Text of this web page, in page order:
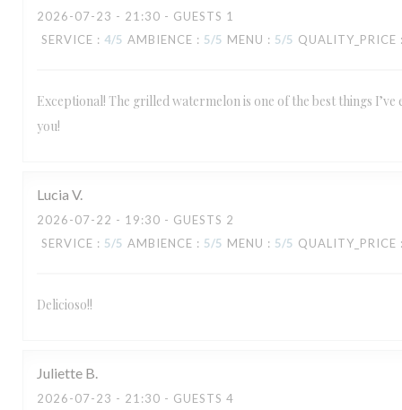
2026-07-23 - 21:30 - GUESTS 1
SERVICE : 4/5 AMBIENCE : 5/5 MENU : 5/5 QUALITY_PRICE
Exceptional! The grilled watermelon is one of the best things I’ve
you!
Lucia V
2026-07-22 - 19:30 - GUESTS 2
SERVICE : 5/5 AMBIENCE : 5/5 MENU : 5/5 QUALITY_PRICE
Delicioso!!
Juliette B
2026-07-23 - 21:30 - GUESTS 4